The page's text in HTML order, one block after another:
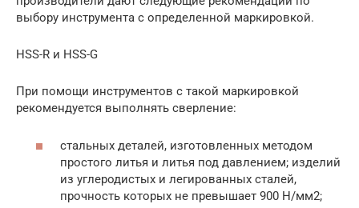
выбору инструмента с определенной маркировкой.
HSS-R и HSS-G
При помощи инструментов с такой маркировкой
рекомендуется выполнять сверление:
стальных деталей, изготовленных методом
простого литья и литья под давлением; изделий
из углеродистых и легированных сталей,
прочность которых не превышает 900 Н/мм2;